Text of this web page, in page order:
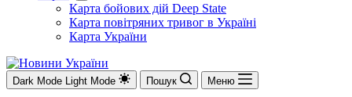
Карта бойових дій Deep State
Карта повітряних тривог в Україні
Карта України
Dark Mode Light Mode Пошук Меню